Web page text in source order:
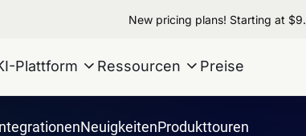
New pricing plans! Starting at $9.
Plattform Ressourcen Preise
NeuigkeitenProdukttouren